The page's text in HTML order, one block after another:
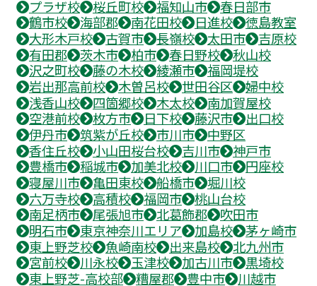
プラザ校
桜丘町校 福知山市
春日部市
鶴市校
海部郡 南花田校 日進校
徳島教室
大形木戸校
古賀市 長嶺校 太田市
吉原校
有田郡
茨木市 柏市 春日野校
秋山校
沢之町校
藤の木校 綾瀬市
福岡堤校
岩出那高前校
木曽呂校 世田谷区
婦中校
浅香山校
四箇郷校 木太校
南加賀屋校
空港前校
枚方市 日下校 藤沢市
出口校
伊丹市
筑紫が丘校 市川市
中野区
香住丘校
小山田桜台校 吉川市
神戸市
豊橋市
稲城市 加美北校 川口市
円座校
寝屋川市
亀田東校 船橋市
堀川校
六万寺校
高積校 福岡市
桃山台校
南足柄市
尾張旭市 北葛飾郡
吹田市
明石市
東京神奈川エリア 加島校
茅ヶ崎市
東上野芝校
魚崎南校 出来島校
北九州市
宮前校
川永校 玉津校 加古川市
黒埼校
東上野芝-高校部
糟屋郡 豊中市
川越市